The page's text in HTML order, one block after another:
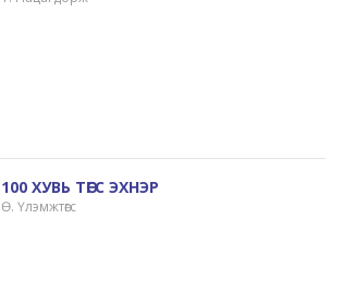
100 ХУВЬ ТӨГС ЭХНЭР
Ө. Үлэмжтөгс